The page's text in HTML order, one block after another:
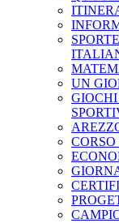
UN
GIOCHI